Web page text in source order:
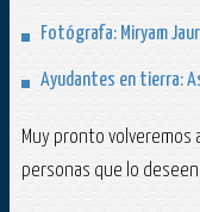
Fotógrafa: Miryam
Ayudantes en tierra:
Muy pronto volveremos
personas que lo